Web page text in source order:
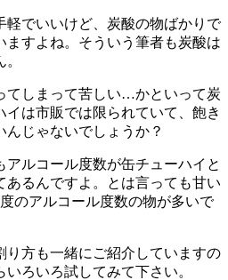
軽でいいけど、炭酸の物ばかりで
ますよね。そういう筆者も炭酸は
てしまって苦しい…かといって炭
は市販では限られていて、飽き
じゃないでしょうか？
ルコール度数が缶チューハイと
あるんですよ。とは言っても甘い
のアルコール度数の物が多いで
り方も一緒にご紹介していますの
ろいろ試してみて下さい。